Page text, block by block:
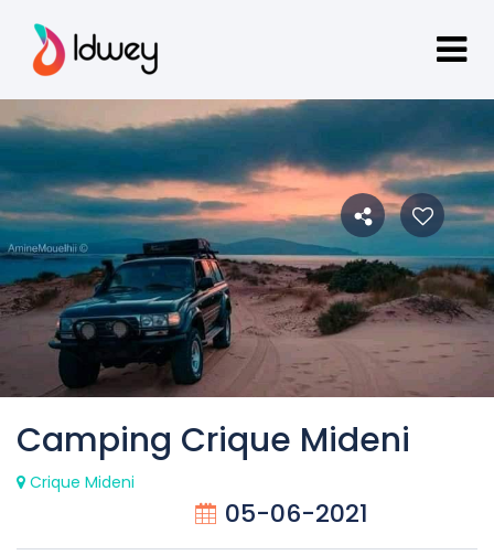
Camping Crique Mideni
Crique Mideni
05-06-2021